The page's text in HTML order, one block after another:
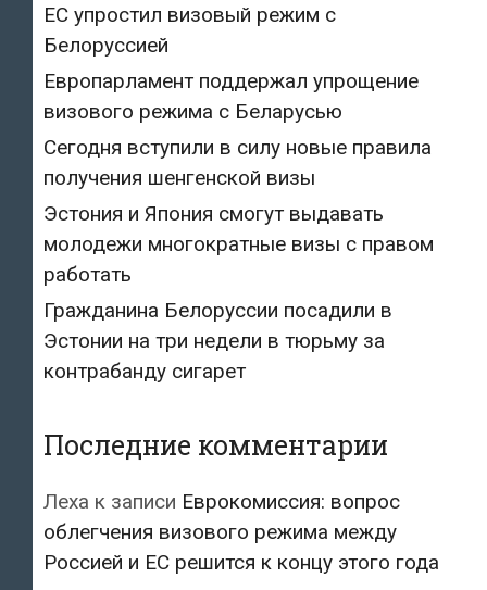
ЕС упростил визовый режим с
Белоруссией
Европарламент поддержал упрощение
визового режима с Беларусью
Сегодня вступили в силу новые правила
получения шенгенской визы
Эстония и Япония смогут выдавать
молодежи многократные визы с правом
работать
Гражданина Белоруссии посадили в
Эстонии на три недели в тюрьму за
контрабанду сигарет
Последние комментарии
Леха к записи Еврокомиссия: вопрос
облегчения визового режима между
Россией и ЕС решится к концу этого года